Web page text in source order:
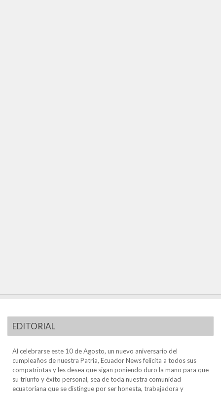
EDITORIAL
Al celebrarse este 10 de Agosto, un nuevo aniversario del
cumpleaños de nuestra Patria, Ecuador News felicita a todos sus
compatriotas y les desea que sigan poniendo duro la mano para que
su triunfo y éxito personal, sea de toda nuestra comunidad
ecuatoriana que se distingue por ser honesta, trabajadora y